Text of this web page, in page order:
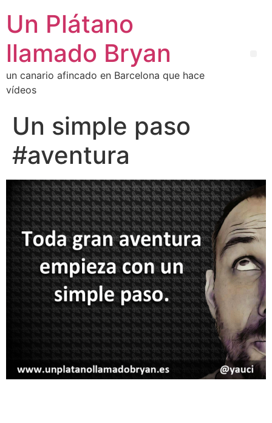
Un Plátano
llamado Bryan
un canario afincado en Barcelona que hace
vídeos
Un simple paso
#aventura